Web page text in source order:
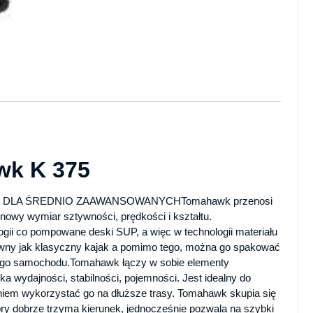
K 375
ŚREDNIO ZAAWANSOWANYCHTomahawk przenosi
wymiar sztywności, prędkości i kształtu.
co pompowane deski SUP, a więc w technologii materiału
jak klasyczny kajak a pomimo tego, można go spakować
samochodu.Tomahawk łączy w sobie elementy
wydajności, stabilności, pojemności. Jest idealny do
wykorzystać go na dłuższe trasy. Tomahawk skupia się
dobrze trzyma kierunek, jednocześnie pozwala na szybki